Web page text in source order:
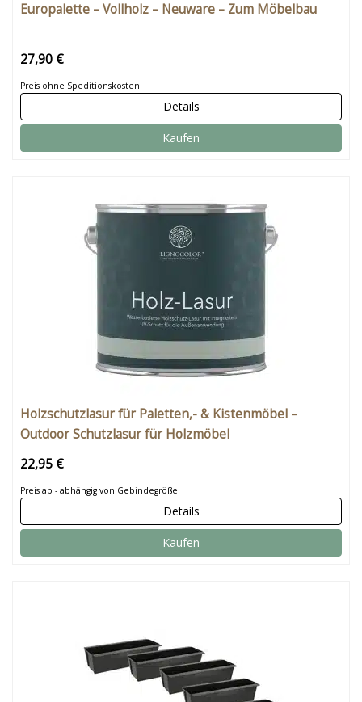
Europalette – Vollholz – Neuware – Zum Möbelbau
27,90 €
Preis ohne Speditionskosten
Details
Kaufen
Holzschutzlasur für Paletten,- & Kistenmöbel –
Outdoor Schutzlasur für Holzmöbel
22,95 €
Preis ab - abhängig von Gebindegröße
Details
Kaufen